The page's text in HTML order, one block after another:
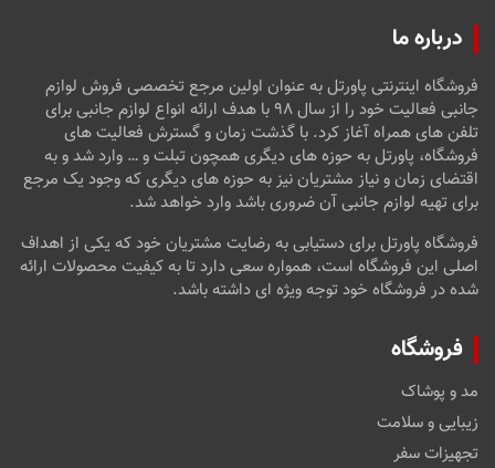
درباره ما
فروشگاه اینترنتی پاورتل به عنوان اولین مرجع تخصصی فروش لوازم
جانبی فعالیت خود را از سال ۹۸ با هدف ارائه انواع لوازم جانبی برای
تلفن های همراه آغاز کرد. با گذشت زمان و گسترش فعالیت های
فروشگاه، پاورتل به حوزه های دیگری همچون تبلت و … وارد شد و به
اقتضای زمان و نیاز مشتریان نیز به حوزه های دیگری که وجود یک مرجع
برای تهیه لوازم جانبی آن ضروری باشد وارد خواهد شد.
فروشگاه پاورتل برای دستیابی به رضایت مشتریان خود که یکی از اهداف
اصلی این فروشگاه است، همواره سعی دارد تا به کیفیت محصولات ارائه
شده در فروشگاه خود توجه ویژه ای داشته باشد.
فروشگاه
مد و پوشاک
زیبایی و سلامت
تجهیزات سفر